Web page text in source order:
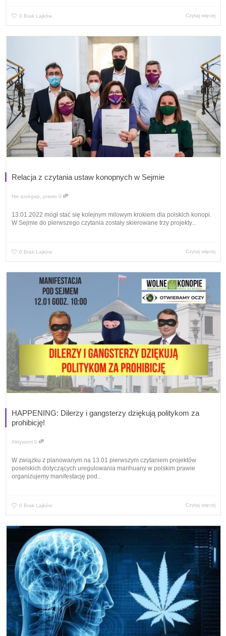
0 Brak Lajków Czytaj więcej
Relacja z czytania ustaw konopnych w Sejmie
Nie przegap prawo 0
13.01.2022 mógł stać się kolejnym milowym krokiem dla polskich konopi.
W Sejmie do pierwszego czytania zostały skierowane trzy projekty...
0 Brak Lajków Czytaj więcej
HAPPENING: Dilerzy i gangsterzy dziękują politykom za
prohibicję!
Aktywizm 0
W związku z planowanym na 13.01 pierwszym czytaniem projektów
poselskich dotyczących uregulowania marihuany w polskim prawie
organizujemy manifestację pod...
0 Brak Lajków Czytaj więcej